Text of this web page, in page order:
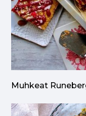
Muhkeat